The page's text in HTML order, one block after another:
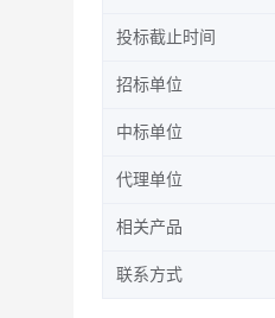
投标截止时间
招标单位
中标单位
代理单位
相关产品
联系方式